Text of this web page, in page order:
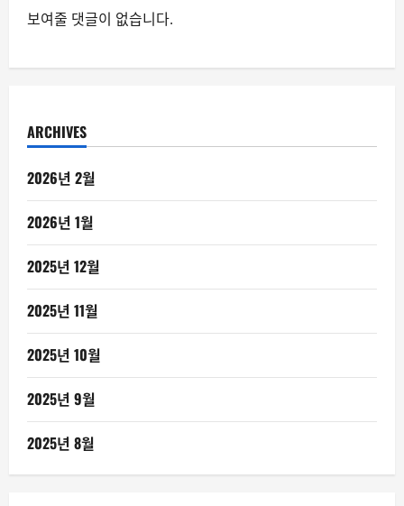
보여줄 댓글이 없습니다.
ARCHIVES
2026년 2월
2026년 1월
2025년 12월
2025년 11월
2025년 10월
2025년 9월
2025년 8월